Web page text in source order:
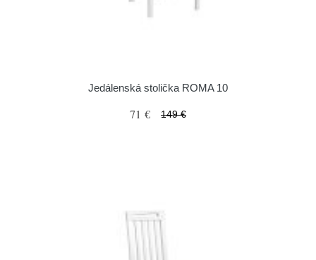
Jedálenská stolička ROMA 10
71 € 149 €